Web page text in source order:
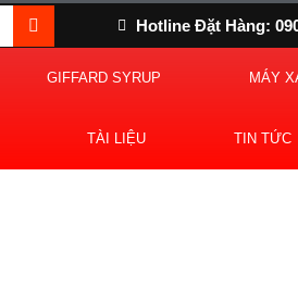
Hotline Đặt Hàng:
GIFFARD SYRUP MÁY
TÀI LIỆU TIN TỨC